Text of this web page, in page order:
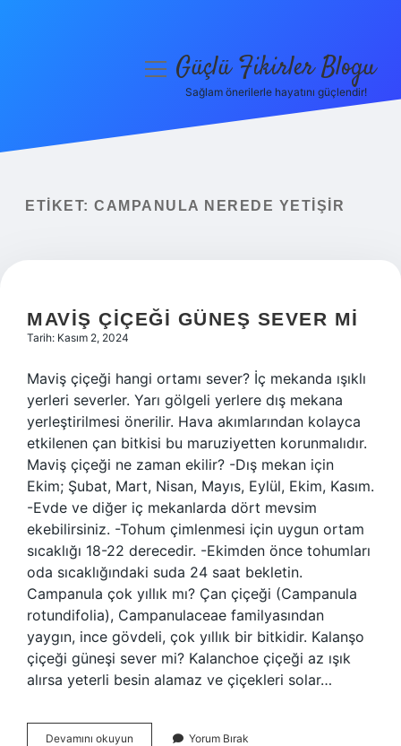
Yasal Uyarı
menüyüGüçlü Fikirler Blogu
Sağlam önerilerle hayatını güçlendir!
ETIKET: CAMPANULA NEREDE YETIŞIR
MAVIŞ ÇIÇEĞI GÜNEŞ SEVER MI
Tarih: Kasım 2, 2024
Maviş çiçeği hangi ortamı sever? İç mekanda ışıklı
yerleri severler. Yarı gölgeli yerlere dış mekana
yerleştirilmesi önerilir. Hava akımlarından kolayca
etkilenen çan bitkisi bu maruziyetten korunmalıdır.
Maviş çiçeği ne zaman ekilir? -Dış mekan için
Ekim; Şubat, Mart, Nisan, Mayıs, Eylül, Ekim, Kasım.
-Evde ve diğer iç mekanlarda dört mevsim
ekebilirsiniz. -Tohum çimlenmesi için uygun ortam
sıcaklığı 18-22 derecedir. -Ekimden önce tohumları
oda sıcaklığındaki suda 24 saat bekletin.
Campanula çok yıllık mı? Çan çiçeği (Campanula
rotundifolia), Campanulaceae familyasından
yaygın, ince gövdeli, çok yıllık bir bitkidir. Kalanşo
çiçeği güneşi sever mi? Kalanchoe çiçeği az ışık
alırsa yeterli besin alamaz ve çiçekleri solar…
Devamını okuyun Yorum Bırak